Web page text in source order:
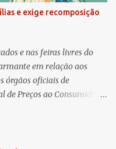
pesquisa. O resultado
políticos e
no centro do debate
de áudios envolvendo o
e exige recomposição
e nas feiras livres do
em relação aos
órgãos oficiais de
Preços ao Consumidor